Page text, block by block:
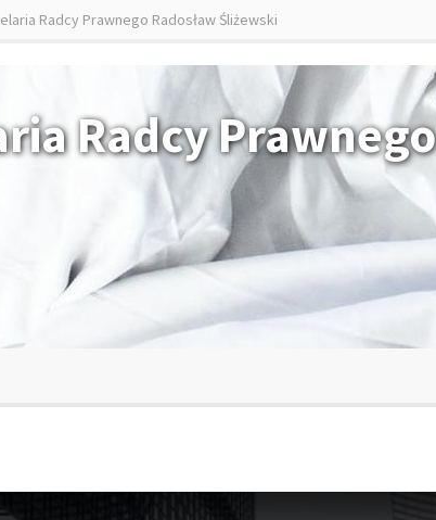
Radcy Prawnego Radosław Śliżewski
Radcy